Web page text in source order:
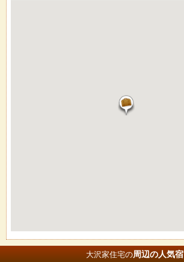
大沢家住宅の周辺の人気宿